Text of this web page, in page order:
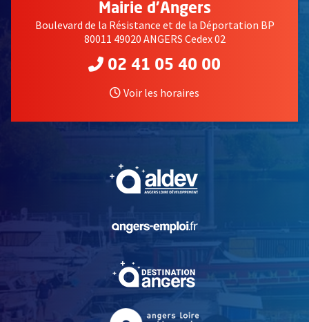
Mairie d'Angers
Boulevard de la Résistance et de la Déportation BP
80011 49020 ANGERS Cedex 02
02 41 05 40 00
Voir les horaires
, Ouvre une nouvelle
, Ouvre une nouvelle